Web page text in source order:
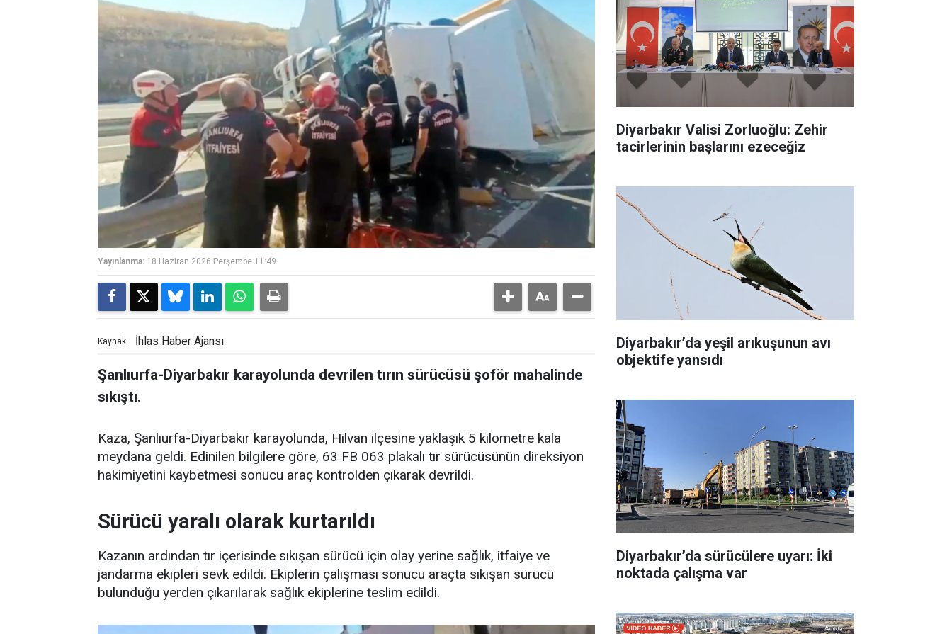
Yayınlanma: 18 Haziran 2026 Perşembe 11:49
Kaynak: İhlas Haber Ajansı
Şanlıurfa-Diyarbakır karayolunda devrilen tırın sürücüsü şoför mahalinde
sıkıştı.
Kaza, Şanlıurfa-Diyarbakır karayolunda, Hilvan ilçesine yaklaşık 5 kilometre kala
meydana geldi. Edinilen bilgilere göre, 63 FB 063 plakalı tır sürücüsünün direksiyon
hakimiyetini kaybetmesi sonucu araç kontrolden çıkarak devrildi.
Sürücü yaralı olarak kurtarıldı
Kazanın ardından tır içerisinde sıkışan sürücü için olay yerine sağlık, itfaiye ve
jandarma ekipleri sevk edildi. Ekiplerin çalışması sonucu araçta sıkışan sürücü
bulunduğu yerden çıkarılarak sağlık ekiplerine teslim edildi.
Diyarbakır Valisi Zorluoğlu: Zehir
tacirlerinin başlarını ezeceğiz
Diyarbakır’da yeşil arıkuşunun avı
objektife yansıdı
Diyarbakır’da sürücülere uyarı: İki
noktada çalışma var